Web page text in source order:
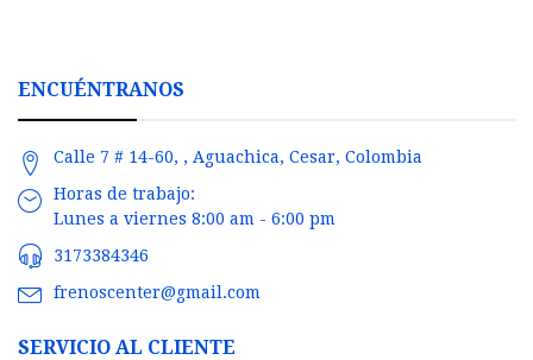
ENCUÉNTRANOS
Calle 7 # 14-60, , Aguachica, Cesar, Colombia
Horas de trabajo:
Lunes a viernes 8:00 am - 6:00 pm
3173384346
frenoscenter@gmail.com
SERVICIO AL CLIENTE